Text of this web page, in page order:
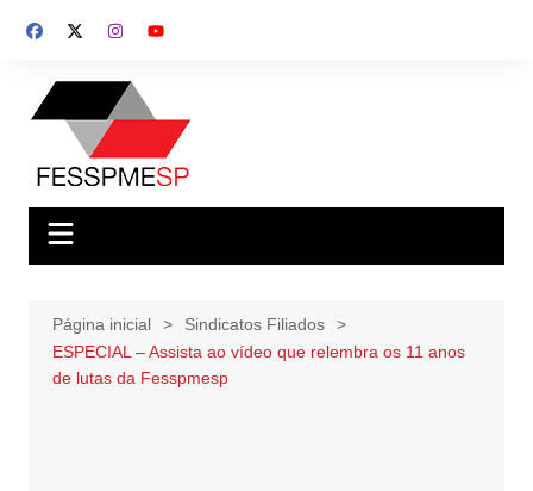
para
conteúdo
Página inicial
Sindicatos Filiados
ESPECIAL – Assista ao vídeo que relembra os 11 anos
de lutas da Fesspmesp